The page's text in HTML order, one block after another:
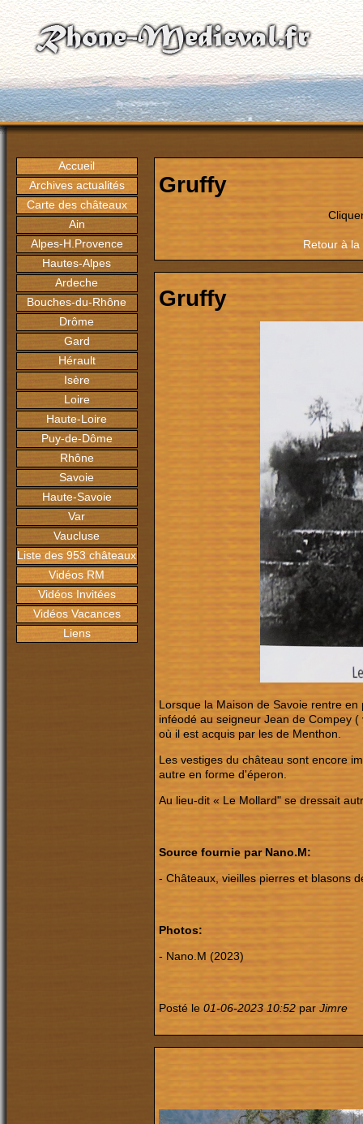
Accueil
Archives actualités
Carte des châteaux
Ain
Alpes-H.Provence
Hautes-Alpes
Ardeche
Bouches-du-Rhône
Drôme
Gard
Hérault
Isère
Loire
Haute-Loire
Puy-de-Dôme
Rhône
Savoie
Haute-Savoie
Var
Vaucluse
Liste des 953 châteaux
Vidéos RM
Vidéos Invitées
Vidéos Vacances
Liens
Gruffy
Retour à
Gruffy
Lorsque la Maison de Savoie rentre
inféodé au seigneur Jean de Compey
où il est acquis par les de Menthon.
Les vestiges du château sont encore
autre en forme d'éperon.
Au lieu-dit « Le Mollard" se dressait
Source fournie par Nano.M:
- Châteaux, vieilles pierres et blasons
Photos:
- Nano.M (2023)
Posté le 01-06-2023 10:52 par Jimre